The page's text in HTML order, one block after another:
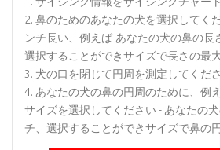
鼻のためのあなたの犬を選択してく
ンチ長い、例えば-あなたの犬の鼻の長
選択することができサイズで長さの最
犬の口を閉じて円周を測定してくださ
あなたの犬の鼻の円周のために、例
サイズを選択してください - あなたの
チ、選択することができサイズで鼻の